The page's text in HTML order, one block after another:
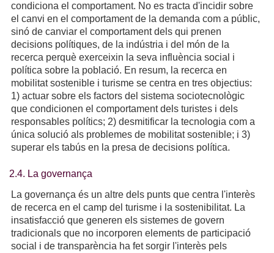
condiciona el comportament. No es tracta d'incidir sobre
el canvi en el comportament de la demanda com a públic,
sinó de canviar el comportament dels qui prenen
decisions polítiques, de la indústria i del món de la
recerca perquè exerceixin la seva influència social i
política sobre la població. En resum, la recerca en
mobilitat sostenible i turisme se centra en tres objectius:
1) actuar sobre els factors del sistema sociotecnològic
que condicionen el comportament dels turistes i dels
responsables polítics; 2) desmitificar la tecnologia com a
única solució als problemes de mobilitat sostenible; i 3)
superar els tabús en la presa de decisions política.
2.4. La governança
La governança és un altre dels punts que centra l'interès
de recerca en el camp del turisme i la sostenibilitat. La
insatisfacció que generen els sistemes de govern
tradicionals que no incorporen elements de participació
social i de transparència ha fet sorgir l'interès pels